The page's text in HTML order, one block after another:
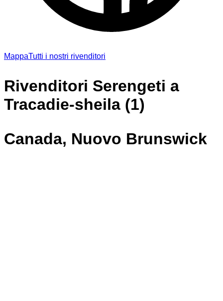
MappaTutti i nostri rivenditori
Rivenditori Serengeti a
Tracadie-sheila (1)
Canada, Nuovo Brunswick